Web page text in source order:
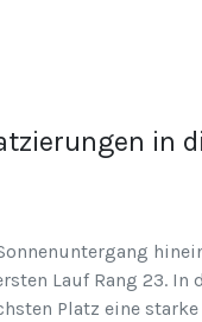
in
Lauf Rang 23. In
Platz eine starke